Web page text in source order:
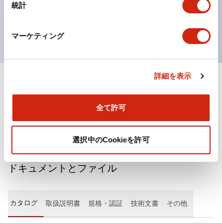
統計
マーケティング
詳細を表示
全て許可
選択中のCookieを許可
ISO 3864-4安全色に対応。危険時や緊急事態時の色表
現がより明確・鮮明で、より多くの方が識別可能に。
ドキュメントとファイル
カタログ 取扱説明書 規格・認証 技術文書 その他